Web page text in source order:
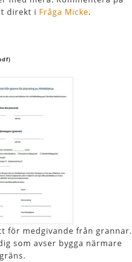
direkt i Fråga Micke.
för medgivande från grannar.
som avser bygga närmare